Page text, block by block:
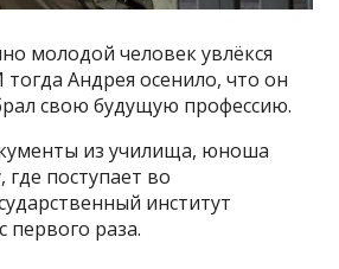
молодой человек увлёкся
Андрея осенило, что он
свою будущую профессию.
из училища, юноша
поступает во
институт
первого раза.